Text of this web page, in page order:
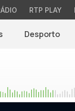
RTP PLAY
Desporto